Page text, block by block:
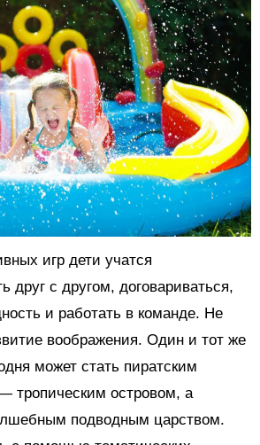
игр дети учатся
друг с другом, договариваться,
и работать в команде. Не
воображения. Один и тот же
может стать пиратским
тропическим островом, а
подводным царством.